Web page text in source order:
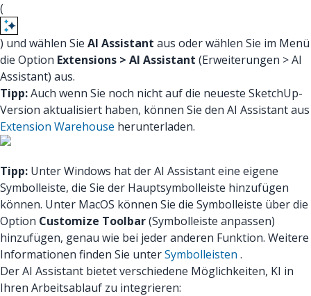
(
) und wählen Sie AI Assistant aus oder wählen Sie im Menü
die Option Extensions > AI Assistant (Erweiterungen > AI
Assistant) aus.
Tipp:Auch wenn Sie noch nicht auf die neueste SketchUp-
Version aktualisiert haben, können Sie den AI Assistant aus
Extension Warehouse herunterladen.
Tipp: Unter Windows hat der AI Assistant eine eigene
Symbolleiste, die Sie der Hauptsymbolleiste hinzufügen
können. Unter MacOS können Sie die Symbolleiste über die
Option Customize Toolbar(Symbolleiste anpassen)
hinzufügen, genau wie bei jeder anderen Funktion. Weitere
Informationen finden Sie unterSymbolleisten .
Der AI Assistant bietet verschiedene Möglichkeiten, KI in
Ihren Arbeitsablauf zu integrieren: